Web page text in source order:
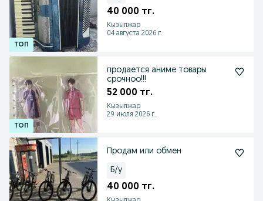
40 000 тг.
Кызылжар
04 августа 2026 г.
продается аниме товары
срочноо!!!
52 000 тг.
Кызылжар
29 июля 2026 г.
Продам или обмен
Б/у
40 000 тг.